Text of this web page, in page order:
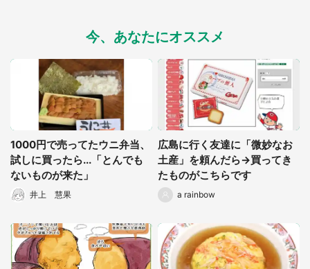
今、あなたにオススメ
1000円で売ってたウニ弁当、
試しに買ったら...「とんでも
ないものが来た」
井上 慧果
広島に行く友達に「微妙なお
土産」を頼んだら→買ってき
たものがこちらです
a rainbow